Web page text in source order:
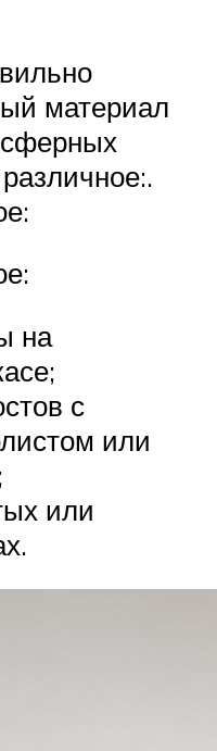
материал
на
с
или
или